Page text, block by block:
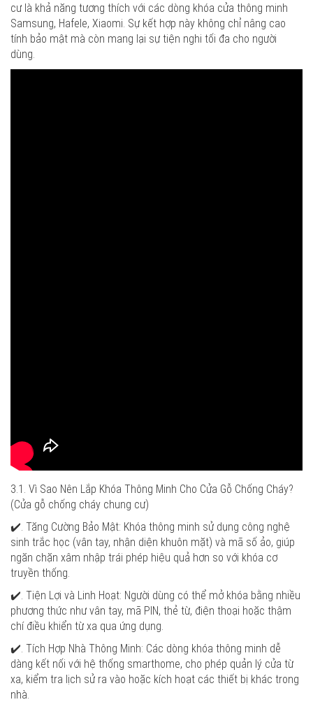
cư là khả năng tương thích với các dòng khóa cửa thông minh
Samsung, Hafele, Xiaomi. Sự kết hợp này không chỉ nâng cao
tính bảo mật mà còn mang lại sự tiện nghi tối đa cho người
dùng.
3.1. Vì Sao Nên Lắp Khóa Thông Minh Cho Cửa Gỗ Chống Cháy?
(Cửa gỗ chống cháy chung cư)
✔️. Tăng Cường Bảo Mật: Khóa thông minh sử dụng công nghệ
sinh trắc học (vân tay, nhận diện khuôn mặt) và mã số ảo, giúp
ngăn chặn xâm nhập trái phép hiệu quả hơn so với khóa cơ
truyền thống.
✔️. Tiện Lợi và Linh Hoạt: Người dùng có thể mở khóa bằng nhiều
phương thức như vân tay, mã PIN, thẻ từ, điện thoại hoặc thậm
chí điều khiển từ xa qua ứng dụng.
✔️. Tích Hợp Nhà Thông Minh: Các dòng khóa thông minh dễ
dàng kết nối với hệ thống smarthome, cho phép quản lý cửa từ
xa, kiểm tra lịch sử ra vào hoặc kích hoạt các thiết bị khác trong
nhà.